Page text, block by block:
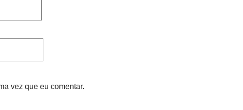
vez que eu comentar.